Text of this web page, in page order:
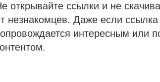
открывайте ссылки и не
незнакомцев. Даже если ссылка
интересным или